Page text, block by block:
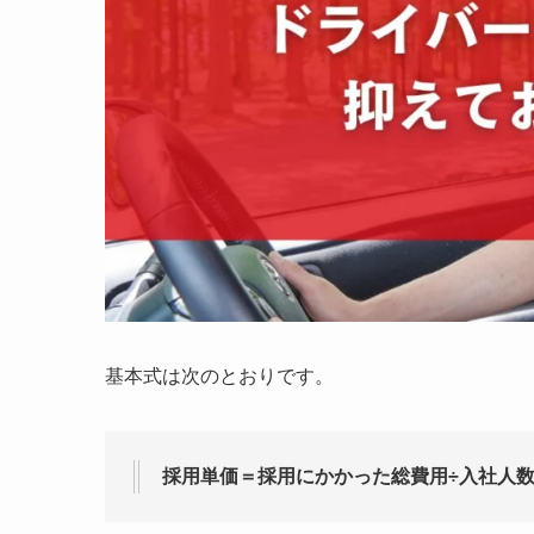
基本式は次のとおりです。
採用単価＝採用にかかった総費用÷入社人数